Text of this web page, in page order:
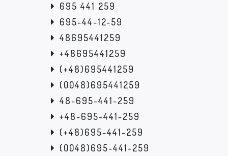
695 441 259
695-44-12-59
48695441259
+48695441259
(+48)695441259
(0048)695441259
48-695-441-259
+48-695-441-259
(+48)695-441-259
(0048)695-441-259